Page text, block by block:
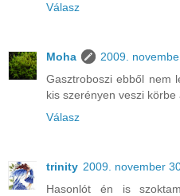
Válasz
Moha
2009.
Gasztroboszi ebből nem
kis szerényen veszi
Válasz
trinity 2009. november
Hasonlót én is